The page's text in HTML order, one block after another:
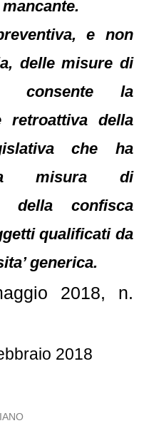
e non
delle misure di
consente la
retroattiva della
che ha
misura di
della confisca
qualificati da
generica.
2018, n.
2018